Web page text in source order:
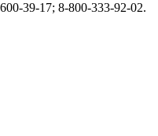
39-17; 8-800-333-92-02.